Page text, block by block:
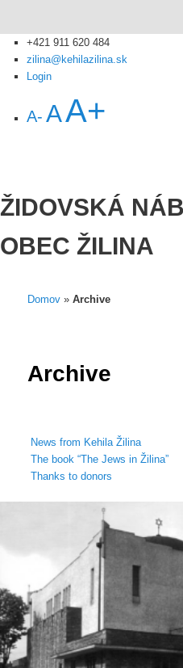
+421 911 620 484
zilina@kehilazilina.sk
Login
A- AA+
ŽIDOVSKÁ
OBEC ŽILINA
Domov »Archive
Archive
News from Kehila Žilina
The book “The Jews in Žilina”
Thanks to donors